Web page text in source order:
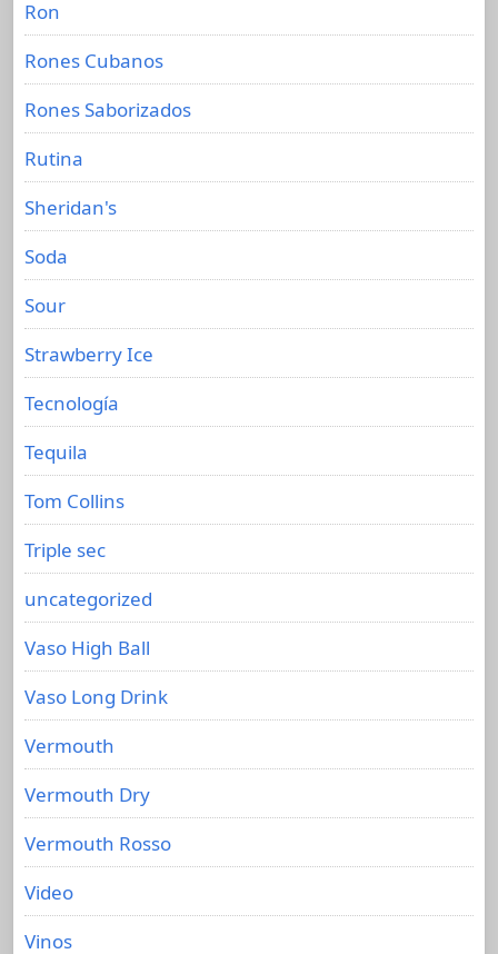
Ron
Rones Cubanos
Rones Saborizados
Rutina
Sheridan's
Soda
Sour
Strawberry Ice
Tecnología
Tequila
Tom Collins
Triple sec
uncategorized
Vaso High Ball
Vaso Long Drink
Vermouth
Vermouth Dry
Vermouth Rosso
Video
Vinos